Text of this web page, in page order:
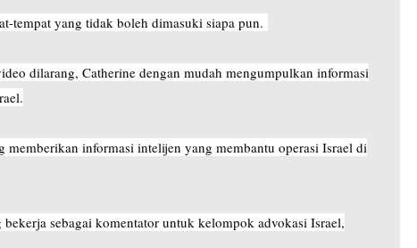
tempat yang tidak boleh dimasuki siapa pun.
dilarang, Catherine dengan mudah mengumpulkan informasi
memberikan informasi intelijen yang membantu operasi Israel di
sebagai komentator untuk kelompok advokasi Israel,